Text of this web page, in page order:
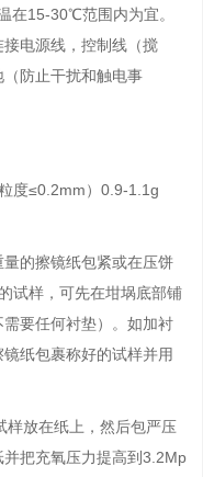
在15-30℃范围内为宜。
电源线，控制线（搅
防止干扰和触电事
度≤0.2mm）0.9-1.1g
的擦镜纸包紧或在压饼
试样，可先在坩埚底部铺
需要任何衬垫）。如加衬
纸包裹称好的试样并用
样放在纸上，然后包严压
把充氧压力提高到3.2Mp